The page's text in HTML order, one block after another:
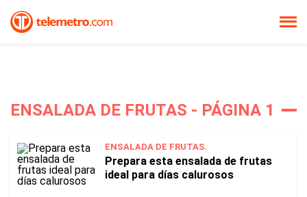
ENSALADA DE FRUTAS - PÁGINA 1
ENSALADA DE FRUTAS.
Prepara esta ensalada de frutas
ideal para días calurosos